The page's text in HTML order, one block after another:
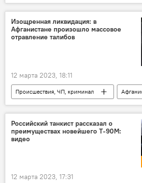
митинг
протесты
Изощренная ликвидация: в
Афганистане произошло массовое
отравление талибов
12 марта 2023, 18:11
Происшествия, ЧП, криминал
отравление
Российский танкист рассказал о
преимуществах новейшего Т-90М:
видео
12 марта 2023, 17:31